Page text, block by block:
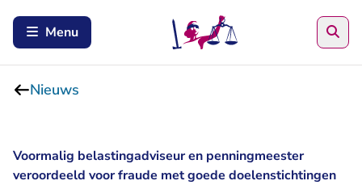
Menu
Nieuws
Voormalig belastingadviseur en penningmeester
veroordeeld voor fraude met goede doelenstichtingen